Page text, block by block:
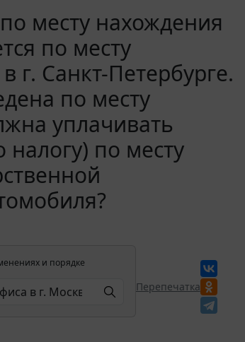
месту нахождения
по месту
г. Санкт-Петербурге.
по месту
уплачивать
по месту
и порядке
Перепечатка